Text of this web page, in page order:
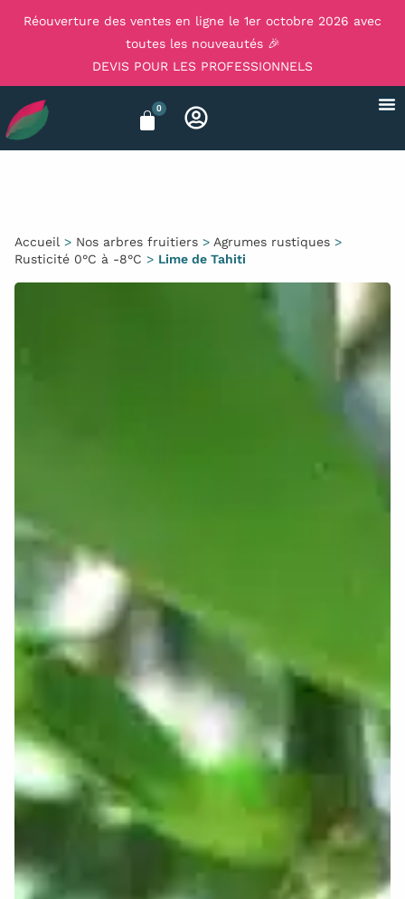
Réouverture des ventes en ligne le 1er octobre 2026 avec
toutes les nouveautés 🎉
DEVIS POUR LES PROFESSIONNELS
0
Accueil > Nos arbres fruitiers > Agrumes rustiques >
Rusticité 0°C à -8°C > Lime de Tahiti